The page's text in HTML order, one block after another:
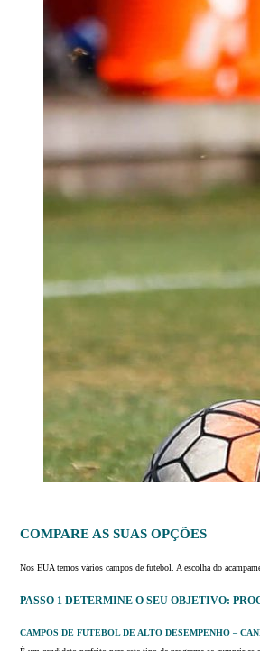
COMPARE AS SUAS OPÇÕES
Nos EUA temos vários campos de futebol. A escolha do
PASSO 1 DETERMINE O SEU OBJETIVO:
CAMPOS DE FUTEBOL DE ALTO DESEMPENHO –